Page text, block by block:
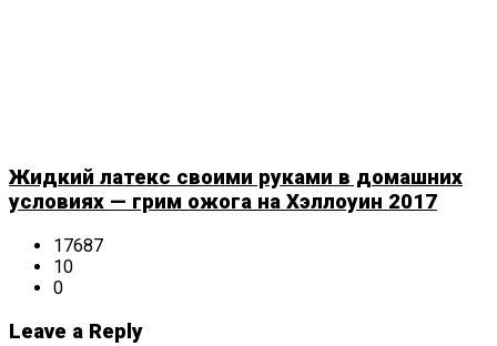
Жидкий латекс своими руками в домашних
условиях — грим ожога на Хэллоуин 2017
17687
10
0
Leave a Reply